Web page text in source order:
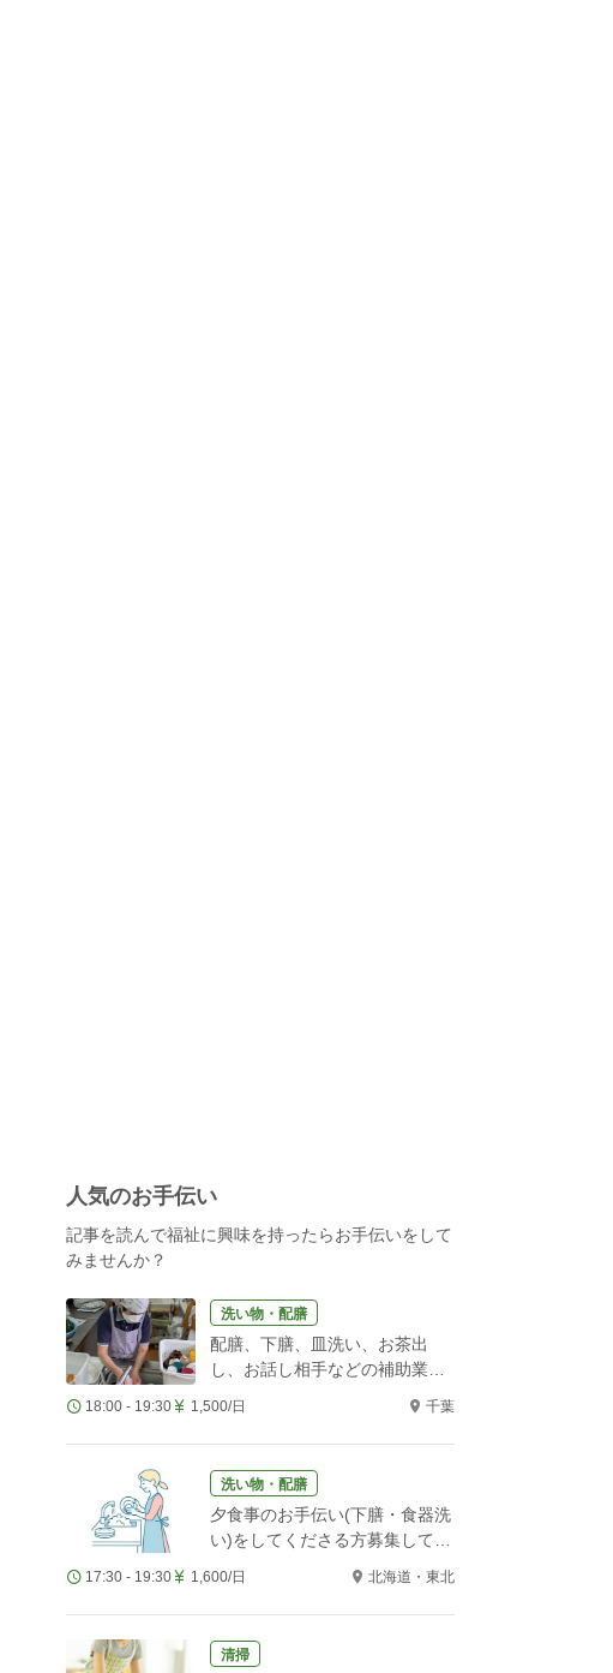
人気のお手伝い
記事を読んで福祉に興味を持ったらお手伝いをして
みませんか？
洗い物・配膳
配膳、下膳、皿洗い、お茶出
し、お話し相手などの補助業務
18:00 - 19:30 1,500/日 千葉
洗い物・配膳
夕食事のお手伝い(下膳・食器洗
い)をしてくださる方募集してい
17:30 - 19:30 1,600/日 北海道・東北
清掃